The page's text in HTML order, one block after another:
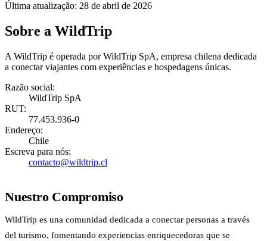
Última atualização: 28 de abril de 2026
Sobre a WildTrip
A WildTrip é operada por WildTrip SpA, empresa chilena dedicada
a conectar viajantes com experiências e hospedagens únicas.
Razão social:
WildTrip SpA
RUT:
77.453.936-0
Endereço:
Chile
Escreva para nós:
contacto@wildtrip.cl
Nuestro Compromiso
WildTrip es una comunidad dedicada a conectar personas a través
del turismo, fomentando experiencias enriquecedoras que se